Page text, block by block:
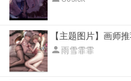
【主题图片】画师
雨雪霏霏